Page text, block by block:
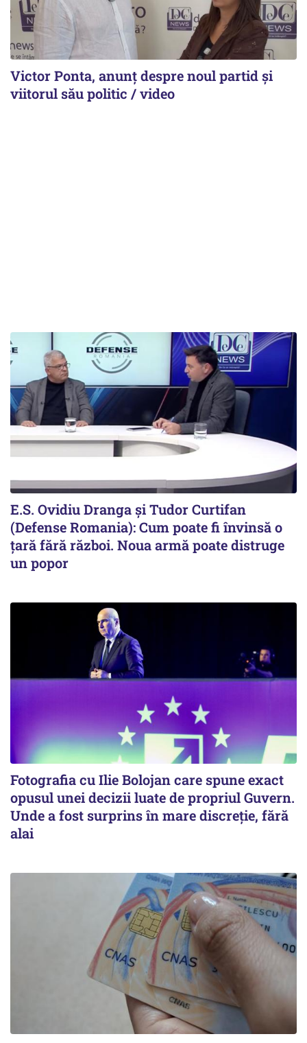
Victor Ponta, anunț despre noul partid și
viitorul său politic / video
E.S. Ovidiu Dranga și Tudor Curtifan
(Defense Romania): Cum poate fi învinsă o
țară fără război. Noua armă poate distruge
un popor
Fotografia cu Ilie Bolojan care spune exact
opusul unei decizii luate de propriul Guvern.
Unde a fost surprins în mare discreție, fără
alai